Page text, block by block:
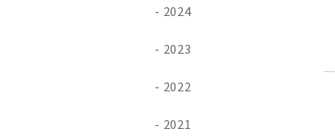
2024
2023
2022
2021